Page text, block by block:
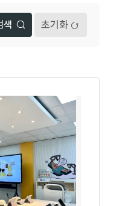
초기화